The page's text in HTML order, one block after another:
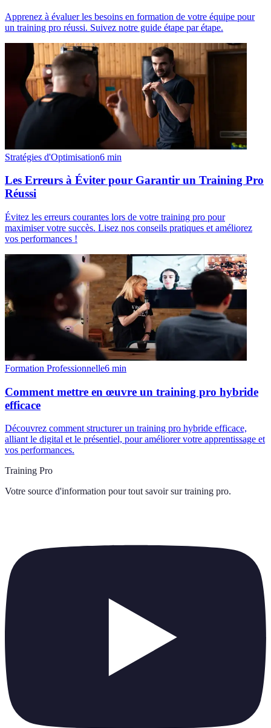
Apprenez à évaluer les besoins en formation de votre équipe pour
un training pro réussi. Suivez notre guide étape par étape.
Stratégies d'Optimisation6 min
Les Erreurs à Éviter pour Garantir un Training Pro
Réussi
Évitez les erreurs courantes lors de votre training pro pour
maximiser votre succès. Lisez nos conseils pratiques et améliorez
vos performances !
Formation Professionnelle6 min
Comment mettre en œuvre un training pro hybride
efficace
Découvrez comment structurer un training pro hybride efficace,
alliant le digital et le présentiel, pour améliorer votre apprentissage et
vos performances.
Training Pro
Votre source d'information pour tout savoir sur training pro.